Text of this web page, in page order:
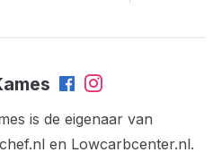
is de eigenaar van
en Lowcarbcenter.nl.